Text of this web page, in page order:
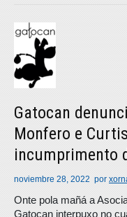
Gatocan
Monfero e
incumprimento
noviembre 28, 2022 por
Onte pola mañá a
Gatocan interpuxo no